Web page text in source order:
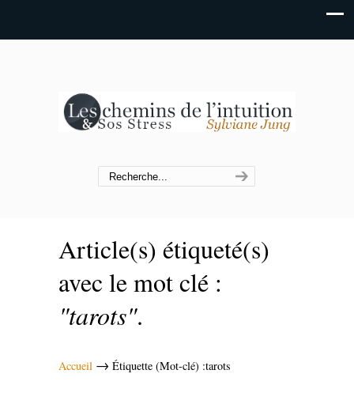
Article(s) étiqueté(s)
avec le mot clé :
"tarots".
Accueil → Étiquette (Mot-clé) :tarots